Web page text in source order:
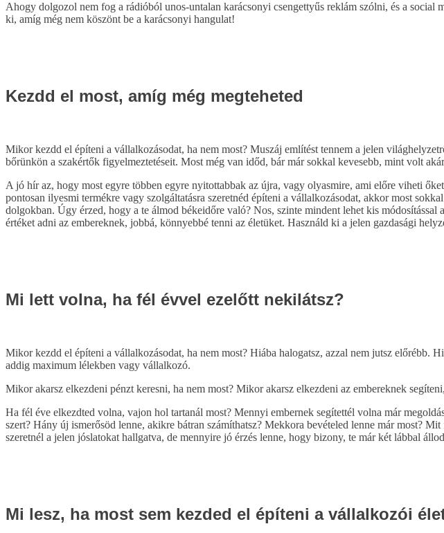
Ahogy dolgozol nem fog a rádióból unos-untalan karácsonyi csengettyűs reklám szólni, és a
ki, amíg még nem köszönt be a karácsonyi hangulat!
Kezdd el most, amíg még megteheted
Mikor kezdd el építeni a vállalkozásodat, ha nem most? Muszáj említést tennem a jelen
bőrünkön a szakértők figyelmeztetéseit. Most még van időd, bár már sokkal kevesebb, mint volt
A jó hír az, hogy most egyre többen egyre nyitottabbak az újra, vagy olyasmire, ami előre viheti
pontosan ilyesmi termékre vagy szolgáltatásra szeretnéd építeni a vállalkozásodat, akkor most
dolgokban. Úgy érzed, hogy a te álmod békeidőre való? Nos, szinte mindent lehet kis módosítással
értéket adni az embereknek, jobbá, könnyebbé tenni az életüket. Használd ki a jelen gazdasági
Mi lett volna, ha fél évvel ezelőtt nekilátsz?
Mikor kezdd el építeni a vállalkozásodat, ha nem most? Hiába halogatsz, azzal nem jutsz előrébb.
addig maximum lélekben vagy vállalkozó.
Mikor akarsz elkezdeni pénzt keresni, ha nem most? Mikor akarsz elkezdeni az embereknek
Ha fél éve elkezdted volna, vajon hol tartanál most? Mennyi embernek segítettél volna már
szert? Hány új ismerősöd lenne, akikre bátran számíthatsz? Mekkora bevételed lenne már most?
szeretnél a jelen jóslatokat hallgatva, de mennyire jó érzés lenne, hogy bizony, te már két lábbal
Mi lesz, ha most sem kezded el építeni a vállalkozói